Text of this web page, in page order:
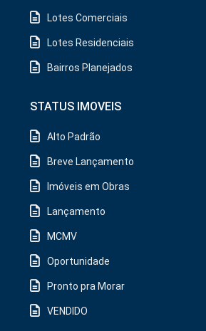
Lotes Comerciais
Lotes Residenciais
Bairros Planejados
STATUS IMOVEIS
Alto Padrão
Breve Lançamento
Imóveis em Obras
Lançamento
MCMV
Oportunidade
Pronto pra Morar
VENDIDO